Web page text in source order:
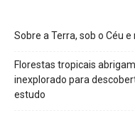
Sobre a Terra, sob o Céu
Florestas tropicais
inexplorado para
estudo